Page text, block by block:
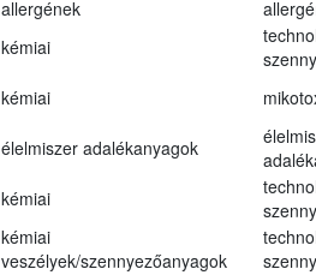
allergének
kémiai
kémiai
élelmiszer adalékanyagok
kémiai
kémiai
veszélyek/szennyezőanyagok